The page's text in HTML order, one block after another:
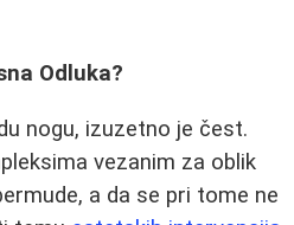
Odluka?
nogu, izuzetno je čest.
vezanim za oblik
a da se pri tome ne